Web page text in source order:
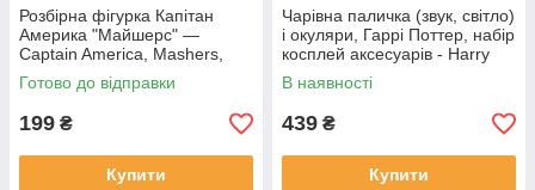
Розбірна фігурка Капітан
Америка "Майшерс" —
Captain America, Mashers,
Hasbro
Готово до відправки
199 ₴
Купити
Чарівна паличка (звук, світло)
і окуляри, Гаррі Поттер, набір
косплей аксесуарів - Harry
Potter, Cosplay
В наявності
439 ₴
Купити